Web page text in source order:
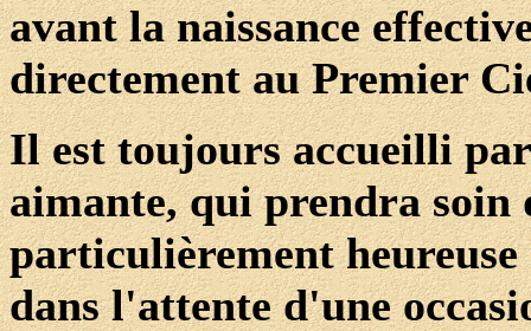
avant la naissance
directement au Premier
Il est toujours accueilli
aimante, qui prendra soin
particulièrement heureuse
dans l'attente d'une